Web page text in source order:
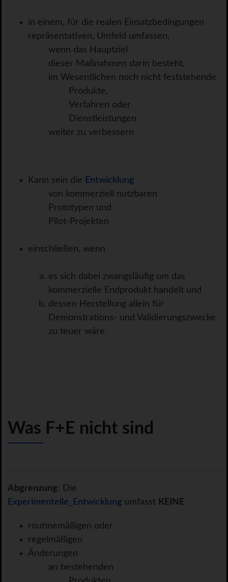
in einem, für die realen Einsatzbedingungen
repräsentativen, Umfeld umfassen,
wenn das Hauptziel
dieser Maßnahmen darin besteht,
im Wesentlichen noch nicht feststehende
Produkte,
Verfahren oder
Dienstleistungen
weiter zu verbessern
Kann sein die Entwicklung
von kommerziell nutzbaren
Prototypen und
Pilot-Projekten
einschließen, wenn
es sich dabei zwangsläufig um das
kommerzielle Endprodukt handelt und
dessen Herstellung allein für
Demonstrations- und Validierungszwecke
zu teuer wäre.
Was F+E nicht sind
Abgrenzung: Die
Experimentelle_Entwicklung umfasst KEINE
routinemäßigen oder
regelmäßigen
Änderungen
an bestehenden